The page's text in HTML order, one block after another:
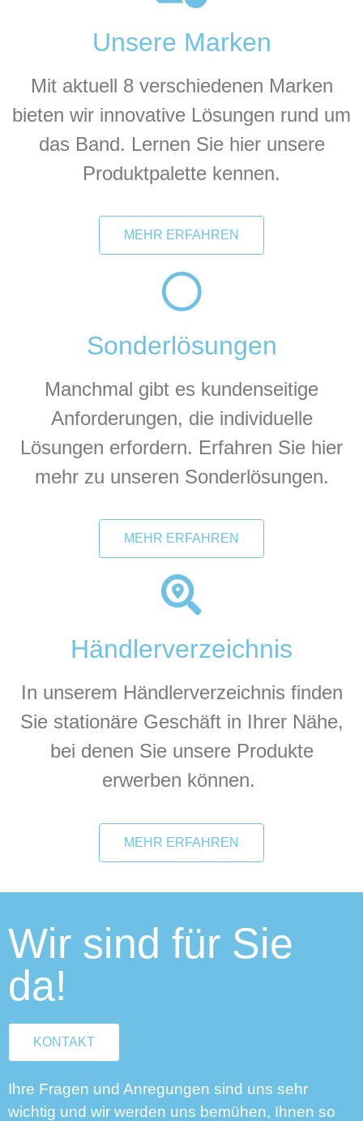
Unsere Marken
Mit aktuell 8 verschiedenen Marken
bieten wir innovative Lösungen rund um
das Band. Lernen Sie hier unsere
Produktpalette kennen.
MEHR ERFAHREN
Sonderlösungen
Manchmal gibt es kundenseitige
Anforderungen, die individuelle
Lösungen erfordern. Erfahren Sie hier
mehr zu unseren Sonderlösungen.
MEHR ERFAHREN
Händlerverzeichnis
In unserem Händlerverzeichnis finden
Sie stationäre Geschäft in Ihrer Nähe,
bei denen Sie unsere Produkte
erwerben können.
MEHR ERFAHREN
Wir sind für Sie
da!
KONTAKT
Ihre Fragen und Anregungen sind uns sehr
wichtig und wir werden uns bemühen, Ihnen so